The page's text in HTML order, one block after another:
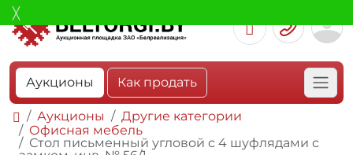
Аукционы Как продать
Аукционы
Другие категории
Офисная мебель
Стол письменный угловой с 4 шуфлядами с